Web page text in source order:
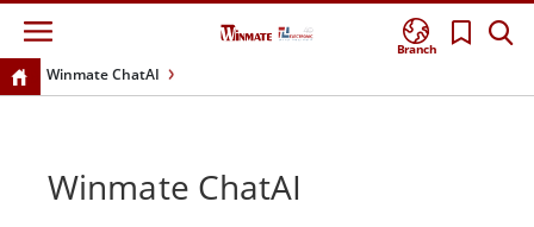
Branch
Winmate ChatAI
Winmate ChatAI